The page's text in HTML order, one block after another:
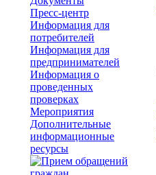
Пресс-центр
Информация для
потребителей
Информация для
предпринимателей
Информация о
проведенных
проверках
Мероприятия
Дополнительные
информационные
ресурсы